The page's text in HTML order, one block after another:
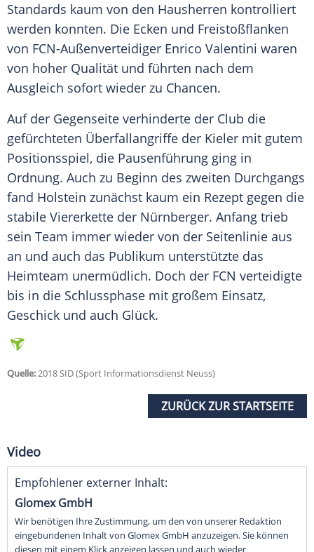
Standards kaum von den Hausherren kontrolliert
werden konnten. Die Ecken und Freistoßflanken
von FCN-Außenverteidiger Enrico Valentini waren
von hoher Qualität und führten nach dem
Ausgleich sofort wieder zu Chancen.
Auf der Gegenseite verhinderte der Club die
gefürchteten Überfallangriffe der Kieler mit gutem
Positionsspiel, die Pausenführung ging in
Ordnung. Auch zu Beginn des zweiten Durchgangs
fand Holstein zunächst kaum ein Rezept gegen die
stabile Viererkette der Nürnberger. Anfang trieb
sein Team immer wieder von der Seitenlinie aus
an und auch das Publikum unterstützte das
Heimteam unermüdlich. Doch der FCN verteidigte
bis in die Schlussphase mit großem Einsatz,
Geschick und auch Glück.
Quelle:2018 SID (Sport Informationsdienst Neuss)
ZURÜCK ZUR STARTSEITE
Video
Empfohlener externer Inhalt:
Glomex GmbH
Wir benötigen Ihre Zustimmung, um den von unserer Redaktion
eingebundenen Inhalt von Glomex GmbH anzuzeigen. Sie können
diesen mit einem Klick anzeigen lassen und auch wieder